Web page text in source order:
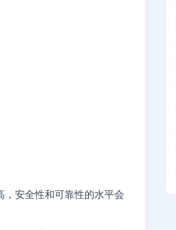
，安全性和可靠性的水平会